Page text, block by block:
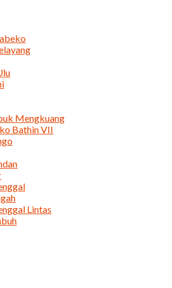
Mengkuang
Bathin VII
Lintas